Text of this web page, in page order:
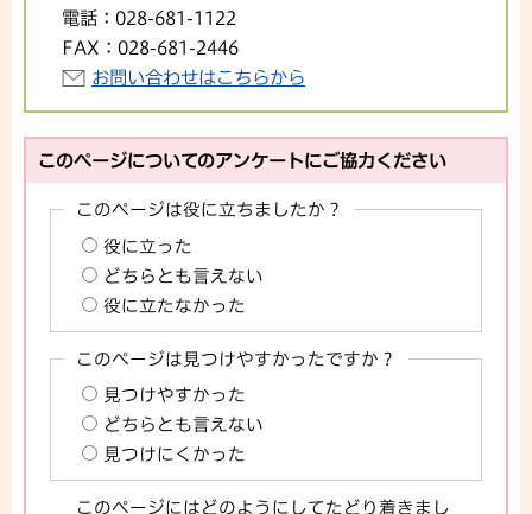
電話： 028-681-1122
FAX： 028-681-2446
お問い合わせはこちらから
このページについてのアンケートにご協力ください
このページは役に立ちましたか？
役に立った
どちらとも言えない
役に立たなかった
このページは見つけやすかったですか？
見つけやすかった
どちらとも言えない
見つけにくかった
このページにはどのようにしてたどり着きまし